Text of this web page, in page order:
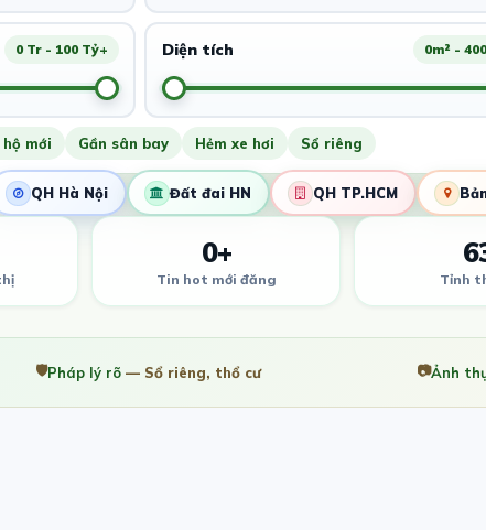
0 Tr - 100 Tỷ+ Diện tích 0m² -
hộ mới Gần sân bay Hẻm xe hơi Sổ riêng
QH Hà Nội Đất đai HN QH TP.HCM
0+
Tin hot mới đăng Tỉnh
🛡️Pháp lý rõ — Sổ riêng, thổ cư 📷Ảnh